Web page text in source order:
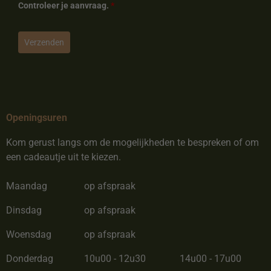
Controleer je aanvraag. *
Verzenden
Openingsuren
Kom gerust langs om de mogelijkheden te bespreken of om
een cadeautje uit te kiezen.
Maandag op afspraak
Dinsdag op afspraak
Woensdag op afspraak
Donderdag 10u00 - 12u30 14u00 - 17u00